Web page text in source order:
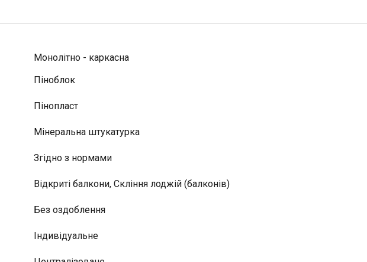
Монолітно - каркасна
Піноблок
Пінопласт
Мінеральна штукатурка
Згідно з нормами
Відкриті балкони, Скління лоджій (балконів)
Без оздоблення
Індивідуальне